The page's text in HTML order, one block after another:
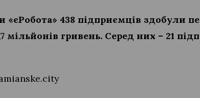
«єРобота» 438 підприємців здобули
мільйонів гривень. Серед них – 21